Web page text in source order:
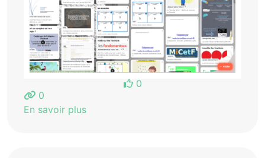
0
0
En savoir plus